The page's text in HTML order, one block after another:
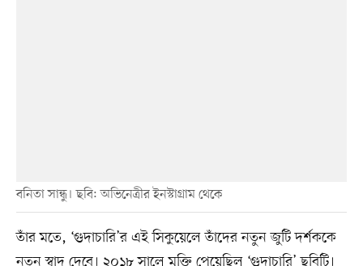
বনিতা সান্ধু। ছবি: অভিনেত্রীর ইনস্টাগ্রাম থেকে
তাঁর মতে, ‘গুদাচারি’র এই সিকুয়েলে তাঁদের নতুন জুটি দর্শককে